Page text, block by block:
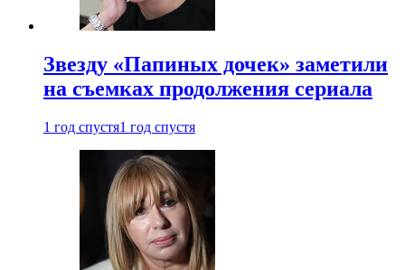
Звезду «Папиных дочек» заметили
на съемках продолжения сериала
1 год спустя1 год спустя